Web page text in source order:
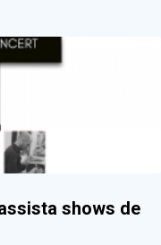
assista shows de